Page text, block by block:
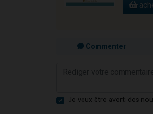
Commenter
Je veux être averti des